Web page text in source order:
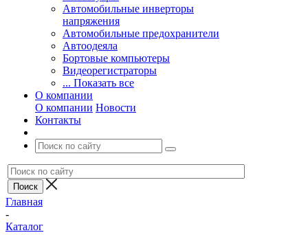
Автомобильные инверторы
напряжения
Автомобильные предохранители
Автоодеяла
Бортовые компьютеры
Видеорегистраторы
... Показать все
О компании
О компании Новости
Контакты
Главная
-
Каталог